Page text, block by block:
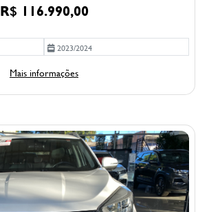
R$ 116.990,00
2023/2024
Mais informações